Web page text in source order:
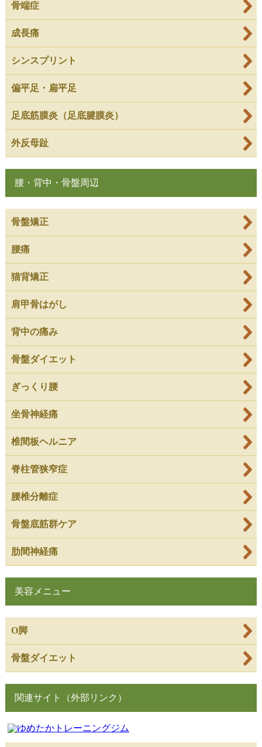
骨端症
成長痛
シンスプリント
偏平足・扁平足
足底筋膜炎（足底腱膜炎）
外反母趾
腰・背中・骨盤周辺
骨盤矯正
腰痛
猫背矯正
肩甲骨はがし
背中の痛み
骨盤ダイエット
ぎっくり腰
坐骨神経痛
椎間板ヘルニア
脊柱管狭窄症
腰椎分離症
骨盤底筋群ケア
肋間神経痛
美容メニュー
O脚
骨盤ダイエット
関連サイト（外部リンク）